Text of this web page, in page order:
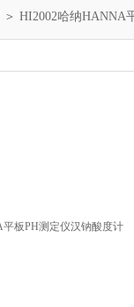
＞ HI2002哈纳HANNA